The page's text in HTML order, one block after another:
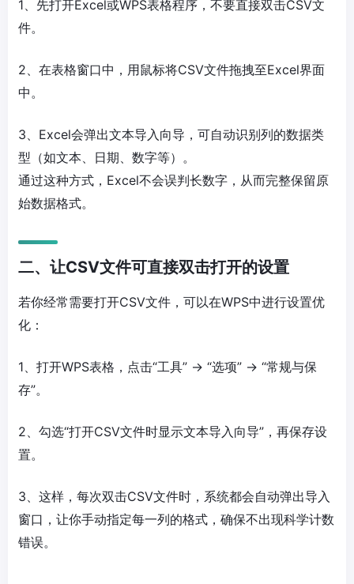
1、先打开Excel或WPS表格程序，不要直接双击CSV文
件。
2、在表格窗口中，用鼠标将CSV文件拖拽至Excel界面
中。
3、Excel会弹出文本导入向导，可自动识别列的数据类
型（如文本、日期、数字等）。
通过这种方式，Excel不会误判长数字，从而完整保留原
始数据格式。
二、让CSV文件可直接双击打开的设置
若你经常需要打开CSV文件，可以在WPS中进行设置优
化：
1、打开WPS表格，点击“工具” → “选项” → “常规与保
存”。
2、勾选“打开CSV文件时显示文本导入向导”，再保存设
置。
3、这样，每次双击CSV文件时，系统都会自动弹出导入
窗口，让你手动指定每一列的格式，确保不出现科学计数
错误。